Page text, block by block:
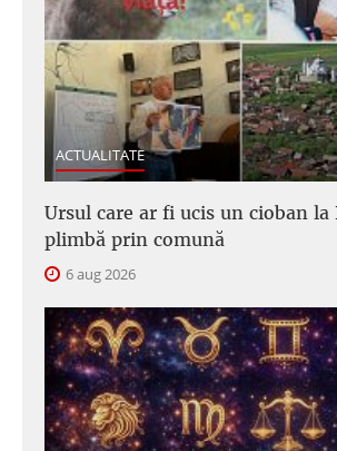
ACTUALITATE
Ursul care ar fi ucis un cioban la
plimbă prin comună
6 aug 2026